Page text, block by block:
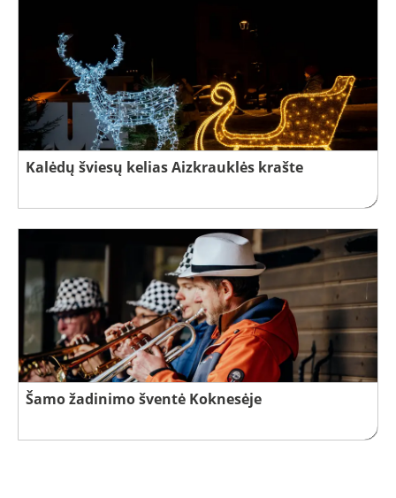
Kalėdų šviesų kelias Aizkrauklės krašte
Šamo žadinimo šventė Koknesėje